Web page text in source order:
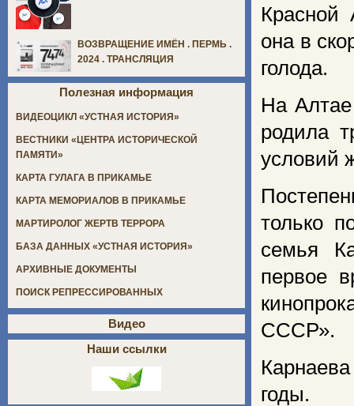
Красной
она в
голода.
На
родила
условий
только
семья
первое
СССР».
годы.
ВОЗВРАЩЕНИЕ ИМЁН . ПЕРМЬ .
2024 . ТРАНСЛЯЦИЯ
Полезная информация
ВИДЕОЦИКЛ «УСТНАЯ ИСТОРИЯ»
ВЕСТНИКИ «ЦЕНТРА ИСТОРИЧЕСКОЙ
ПАМЯТИ»
КАРТА ГУЛАГА В ПРИКАМЬЕ
КАРТА МЕМОРИАЛОВ В ПРИКАМЬЕ
МАРТИРОЛОГ ЖЕРТВ ТЕРРОРА
БАЗА ДАННЫХ «УСТНАЯ ИСТОРИЯ»
АРХИВНЫЕ ДОКУМЕНТЫ
ПОИСК РЕПРЕССИРОВАННЫХ
Видео
Наши ссылки